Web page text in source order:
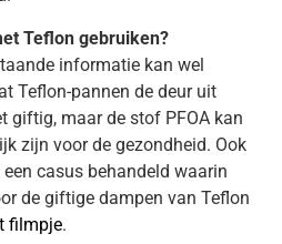
Teflon gebruiken?
informatie kan wel
Teflon-pannen de deur uit
giftig, maar de stof PFOA kan
zijn voor de gezondheid. Ook
casus behandeld waarin
de giftige dampen van Teflon
filmpje.